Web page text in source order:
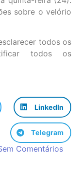
sobre o velório
todos os
todos os
LinkedIn
Telegram
Comentários